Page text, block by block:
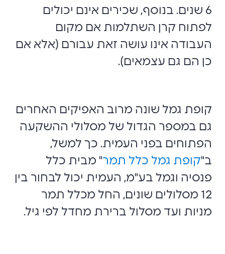
6 שנים. בנוסף, שכירים אינם יכולים
לפתוח קרן השתלמות אם מקום
העבודה אינו עושה זאת עבורם (אלא אם
כן הם גם עצמאים).
קופת גמל שונה מרוב האפיקים האחרים
גם במספר הגדול של מסלולי ההשקעה
הפתוחים בפני העמית. כך למשל,
ב"קופת גמל כלל תמר" מבית כלל
פנסיה וגמל בע"מ, העמית יכול לבחור בין
12 מסלולים שונים, החל מכלל תמר
מניות ועד מסלול ברירת מחדל לפי גיל.